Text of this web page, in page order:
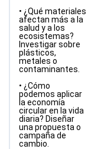
• ¿Qué materiales
afectan más a la
salud y a los
ecosistemas?
Investigar sobre
plásticos,
metales o
contaminantes.
• ¿Cómo
podemos aplicar
la economía
circular en la vida
diaria? Diseñar
una propuesta o
campaña de
cambio.